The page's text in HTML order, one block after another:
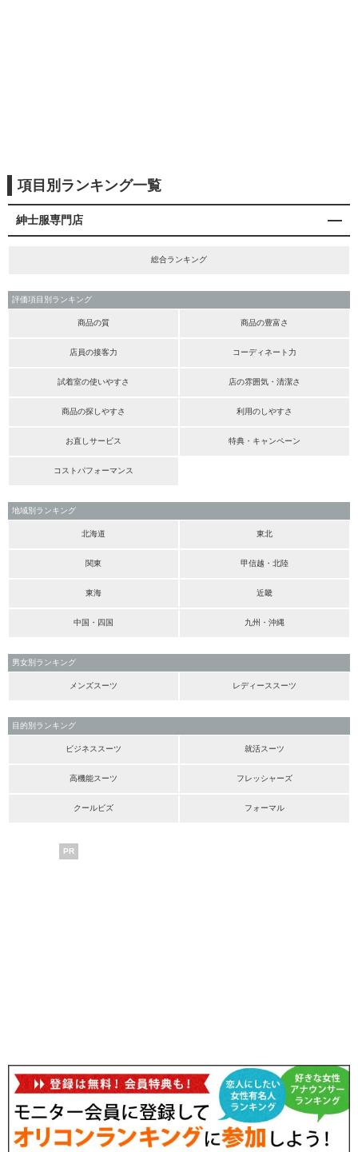
項目別ランキング一覧
紳士服専門店
総合ランキング
評価項目別ランキング
商品の質 商品の豊富さ
店員の接客力 コーディネート力
試着室の使いやすさ 店の雰囲気・清潔さ
商品の探しやすさ 利用のしやすさ
お直しサービス 特典・キャンペーン
コストパフォーマンス
地域別ランキング
北海道 東北
関東 甲信越・北陸
東海 近畿
中国・四国 九州・沖縄
男女別ランキング
メンズスーツ レディーススーツ
目的別ランキング
ビジネススーツ 就活スーツ
高機能スーツ フレッシャーズ
クールビズ フォーマル
PR